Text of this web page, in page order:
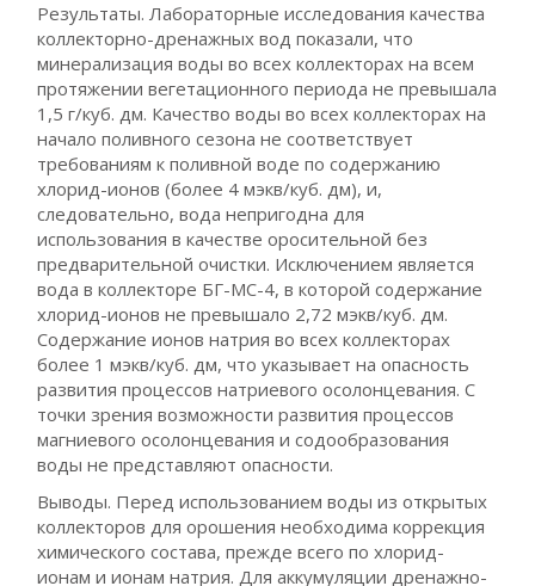
Результаты. Лабораторные исследования качества
коллекторно-дренажных вод показали, что
минерализация воды во всех коллекторах на всем
протяжении вегетационного периода не превышала
1,5 г/куб. дм. Качество воды во всех коллекторах на
начало поливного сезона не соответствует
требованиям к поливной воде по содержанию
хлорид-ионов (более 4 мэкв/куб. дм), и,
следовательно, вода непригодна для
использования в качестве оросительной без
предварительной очистки. Исключением является
вода в коллекторе БГ-МС-4, в которой содержание
хлорид-ионов не превышало 2,72 мэкв/куб. дм.
Содержание ионов натрия во всех коллекторах
более 1 мэкв/куб. дм, что указывает на опасность
развития процессов натриевого осолонцевания. С
точки зрения возможности развития процессов
магниевого осолонцевания и содообразования
воды не представляют опасности.
Выводы. Перед использованием воды из открытых
коллекторов для орошения необходима коррекция
химического состава, прежде всего по хлорид-
ионам и ионам натрия. Для аккумуляции дренажно-